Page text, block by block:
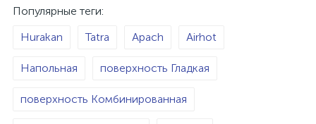
Популярные теги:
Hurakan
Tatra Apach Airhot
Напольная поверхность Гладкая
поверхность Комбинированная